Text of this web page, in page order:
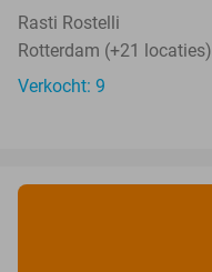
TODAY
Rasti Rostelli
Rotterdam (+21 locaties)
Verkocht: 9